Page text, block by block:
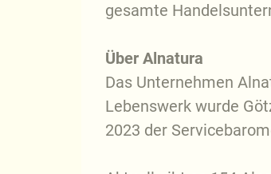
gesamte
Über Alnatura
Das Unternehmen
Lebenswerk wurde
2023 der